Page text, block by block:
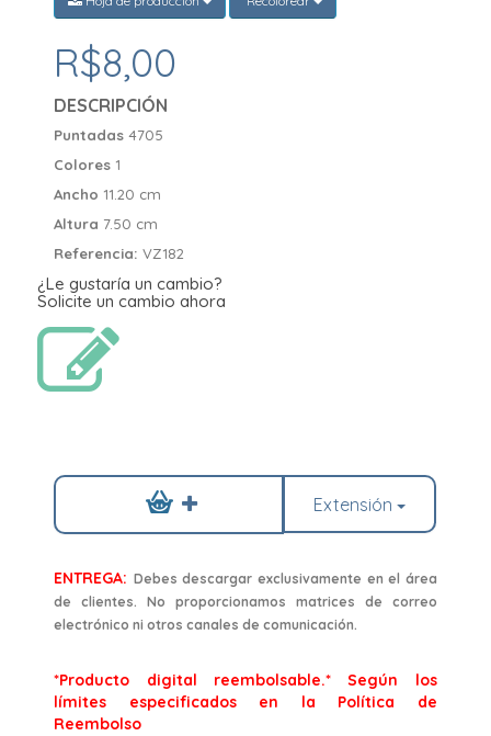
R$8,00
DESCRIPCIÓN
Puntadas4705
Colores 1
Ancho 11.20 cm
Altura 7.50 cm
Referencia: VZ182
¿Le gustaría un cambio?
Solicite un cambio ahora
Extensión
ENTREGA: Debes descargar exclusivamente en el área
de clientes. No proporcionamos matrices de correo
electrónico ni otros canales de comunicación.
*Producto digital reembolsable.* Según los
límites especificados en la Política de
Reembolso